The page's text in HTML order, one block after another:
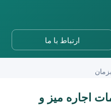
ارتباط با ما
بزمان
اجاره میز و